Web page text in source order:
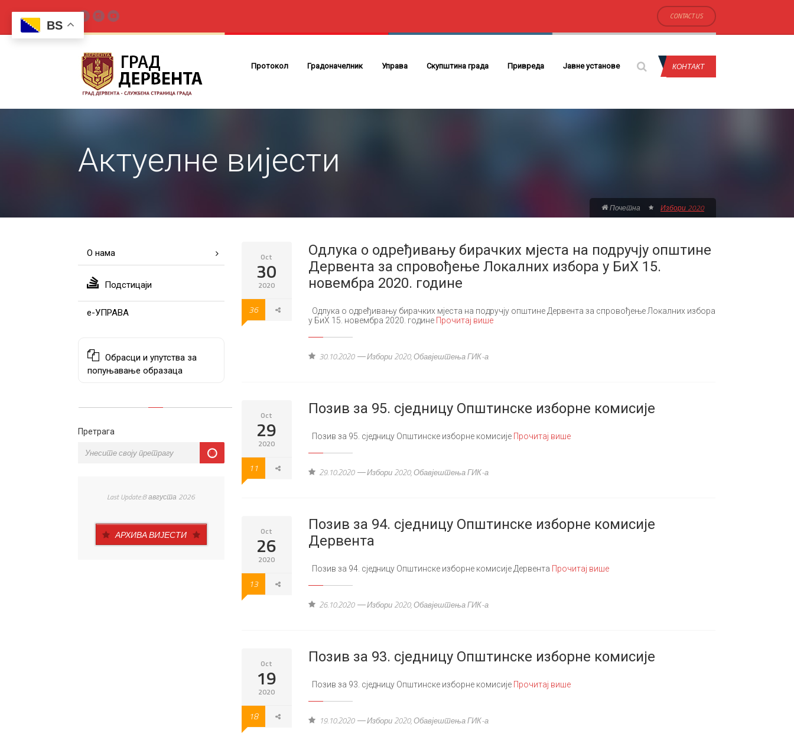
CONTACT US
Протокол Градоначелник Управа Скупштина града Привреда Јавне установе КОНТАКТ
Актуелне вијести
Почетна Избори 2020
О нама
Подстицаји
е-УПРАВА
Обрасци и упутства за
попуњавање образаца
Претрага
Last Update:8 августа 2026
АРХИВА ВИЈЕСТИ
Oct
30
2020
36
Одлука о одређивању бирачких мјеста на подручју општине
Дервента за спровођење Локалних избора у БиХ 15.
новембра 2020. године
Одлука о одређивању бирачких мјеста на подручју општине Дервента за спровођење Локалних избора
у БиХ 15. новембра 2020. године Прочитај више
30.10.2020 Избори 2020,Обавјештења ГИК-а
Oct
29
2020
11
Позив за 95. сједницу Општинске изборне комисије
Позив за 95. сједницу Општинске изборне комисије Прочитај више
29.10.2020 Избори 2020,Обавјештења ГИК-а
Oct
26
2020
13
Позив за 94. сједницу Општинске изборне комисије
Дервента
Позив за 94. сједницу Општинске изборне комисије Дервента Прочитај више
26.10.2020 Избори 2020,Обавјештења ГИК-а
Oct
19
2020
18
Позив за 93. сједницу Општинске изборне комисије
Позив за 93. сједницу Општинске изборне комисије Прочитај више
19.10.2020 Избори 2020,Обавјештења ГИК-а
BS